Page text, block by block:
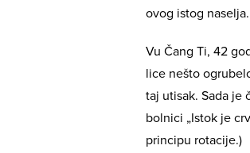
ovog istog naselja.
Vu Čang Ti, 42
lice nešto
taj utisak. Sada je
bolnici „Istok je
principu rotacije.)